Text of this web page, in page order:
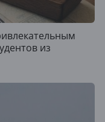
из